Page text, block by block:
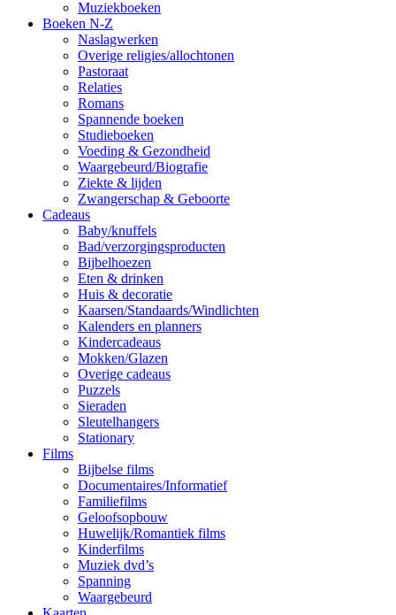
Muziekboeken
Boeken N-Z
Naslagwerken
Overige religies/allochtonen
Pastoraat
Relaties
Romans
Spannende boeken
Studieboeken
Voeding & Gezondheid
Waargebeurd/Biografie
Ziekte & lijden
Zwangerschap & Geboorte
Cadeaus
Baby/knuffels
Bad/verzorgingsproducten
Bijbelhoezen
Eten & drinken
Huis & decoratie
Kaarsen/Standaards/Windlichten
Kalenders en planners
Kindercadeaus
Mokken/Glazen
Overige cadeaus
Puzzels
Sieraden
Sleutelhangers
Stationary
Films
Bijbelse films
Documentaires/Informatief
Familiefilms
Geloofsopbouw
Huwelijk/Romantiek films
Kinderfilms
Muziek dvd’s
Spanning
Waargebeurd